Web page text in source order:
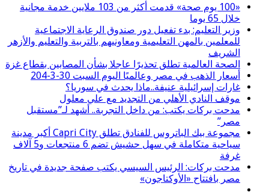
«100 يوم صحة» قدمت أكثر من 103 ملايين خدمة مجانية
خلال 65 يوما
وزير التعليم: بدء تفعيل دور صندوق الرعاية الاجتماعية
للمعلمين بالمهن التعليمية ومعاونيهم بالتربية والتعليم والأزهر
الشريف
الصحة العالمية تطلق تحذيرًا عاجلا بشأن المصابين بقطاع غزة
أسعار الذهب في مصر وعالميًا اليوم السبت 30-3-204
غارات إسرائيلية عنيفة..ماذا يحدث في سوريا؟
موقف النادي الأهلي من التجديد مع علي معلول
مدحت بركات يكتب: من داخل التجربة.. أشهد لـ”مستقبل
مصر”
مجموعة بيك الباتروس للفنادق تطلق Capri City أكبر مدينة
سياحية متكاملة في سهل حشيش تضم 6 منتجعات و5 آلاف
غرفة
مدحت بركات: الرئيس السيسي يكتب صفحة جديدة في تاريخ
مصر بافتتاح «الأوكتاجون»